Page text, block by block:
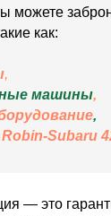
можете
как:
,
машины,
,
Subaru
— это